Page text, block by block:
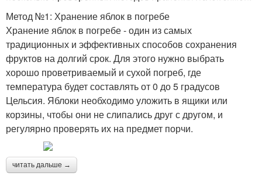
Метод №1: Хранение яблок в погребе
Хранение яблок в погребе - один из самых
традиционных и эффективных способов сохранения
фруктов на долгий срок. Для этого нужно выбрать
хорошо проветриваемый и сухой погреб, где
температура будет составлять от 0 до 5 градусов
Цельсия. Яблоки необходимо уложить в ящики или
корзины, чтобы они не слипались друг с другом, и
регулярно проверять их на предмет порчи.
читать дальше →